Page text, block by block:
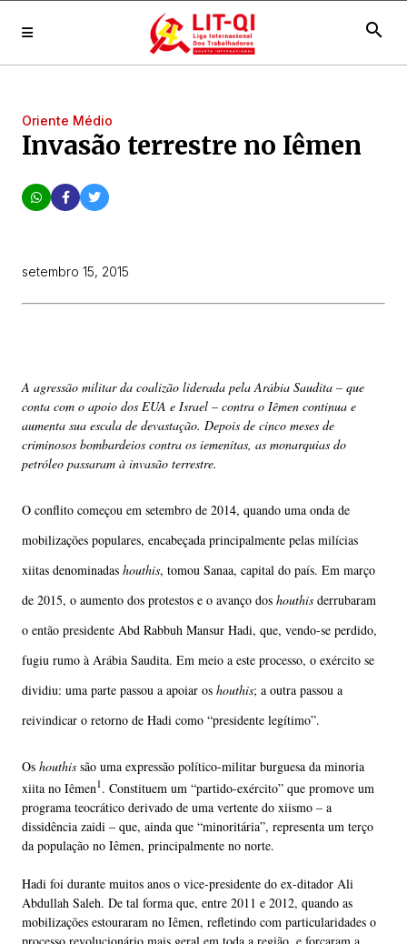
search
Oriente Médio
Invasão terrestre no Iêmen
setembro 15, 2015
A agressão militar da coalizão liderada pela Arábia Saudita – que
conta com o apoio dos EUA e Israel – contra o Iêmen continua e
aumenta sua escala de devastação. Depois de cinco meses de
criminosos bombardeios contra os iemenitas, as monarquias do
petróleo passaram à invasão terrestre.
O conflito começou em setembro de 2014, quando uma onda de
mobilizações populares, encabeçada principalmente pelas milícias
xiitas denominadas houthis, tomou Sanaa, capital do país. Em março
de 2015, o aumento dos protestos e o avanço dos houthis derrubaram
o então presidente Abd Rabbuh Mansur Hadi, que, vendo-se perdido,
fugiu rumo à Arábia Saudita. Em meio a este processo, o exército se
dividiu: uma parte passou a apoiar os houthis; a outra passou a
reivindicar o retorno de Hadi como “presidente legítimo”.
Os houthis são uma expressão político-militar burguesa da minoria
xiita no Iêmen1. Constituem um “partido-exército” que promove um
programa teocrático derivado de uma vertente do xiismo – a
dissidência zaidi – que, ainda que “minoritária”, representa um terço
da população no Iêmen, principalmente no norte.
Hadi foi durante muitos anos o vice-presidente do ex-ditador Ali
Abdullah Saleh. De tal forma que, entre 2011 e 2012, quando as
mobilizações estouraram no Iêmen, refletindo com particularidades o
processo revolucionário mais geral em toda a região, e forçaram a